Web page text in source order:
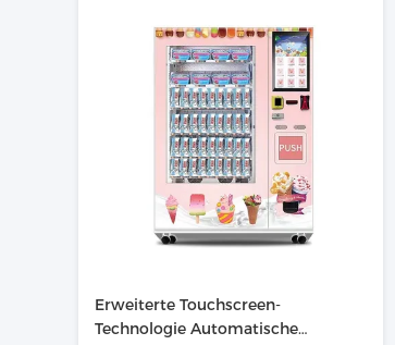
Erweiterte Touchscreen-
Technologie Automatische